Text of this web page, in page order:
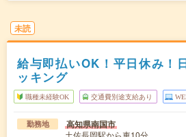
未読
給与即払いOK！平日休み！
ッキング
職種未経験OK 交通費別途支給あり
勤務地 高知県南国市